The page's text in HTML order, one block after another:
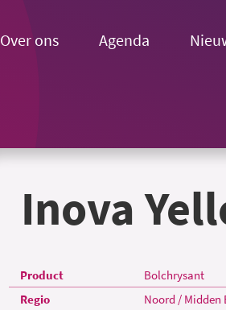
Over ons Agenda
Inova
Product Bolchrysant
Regio Noord / Midden